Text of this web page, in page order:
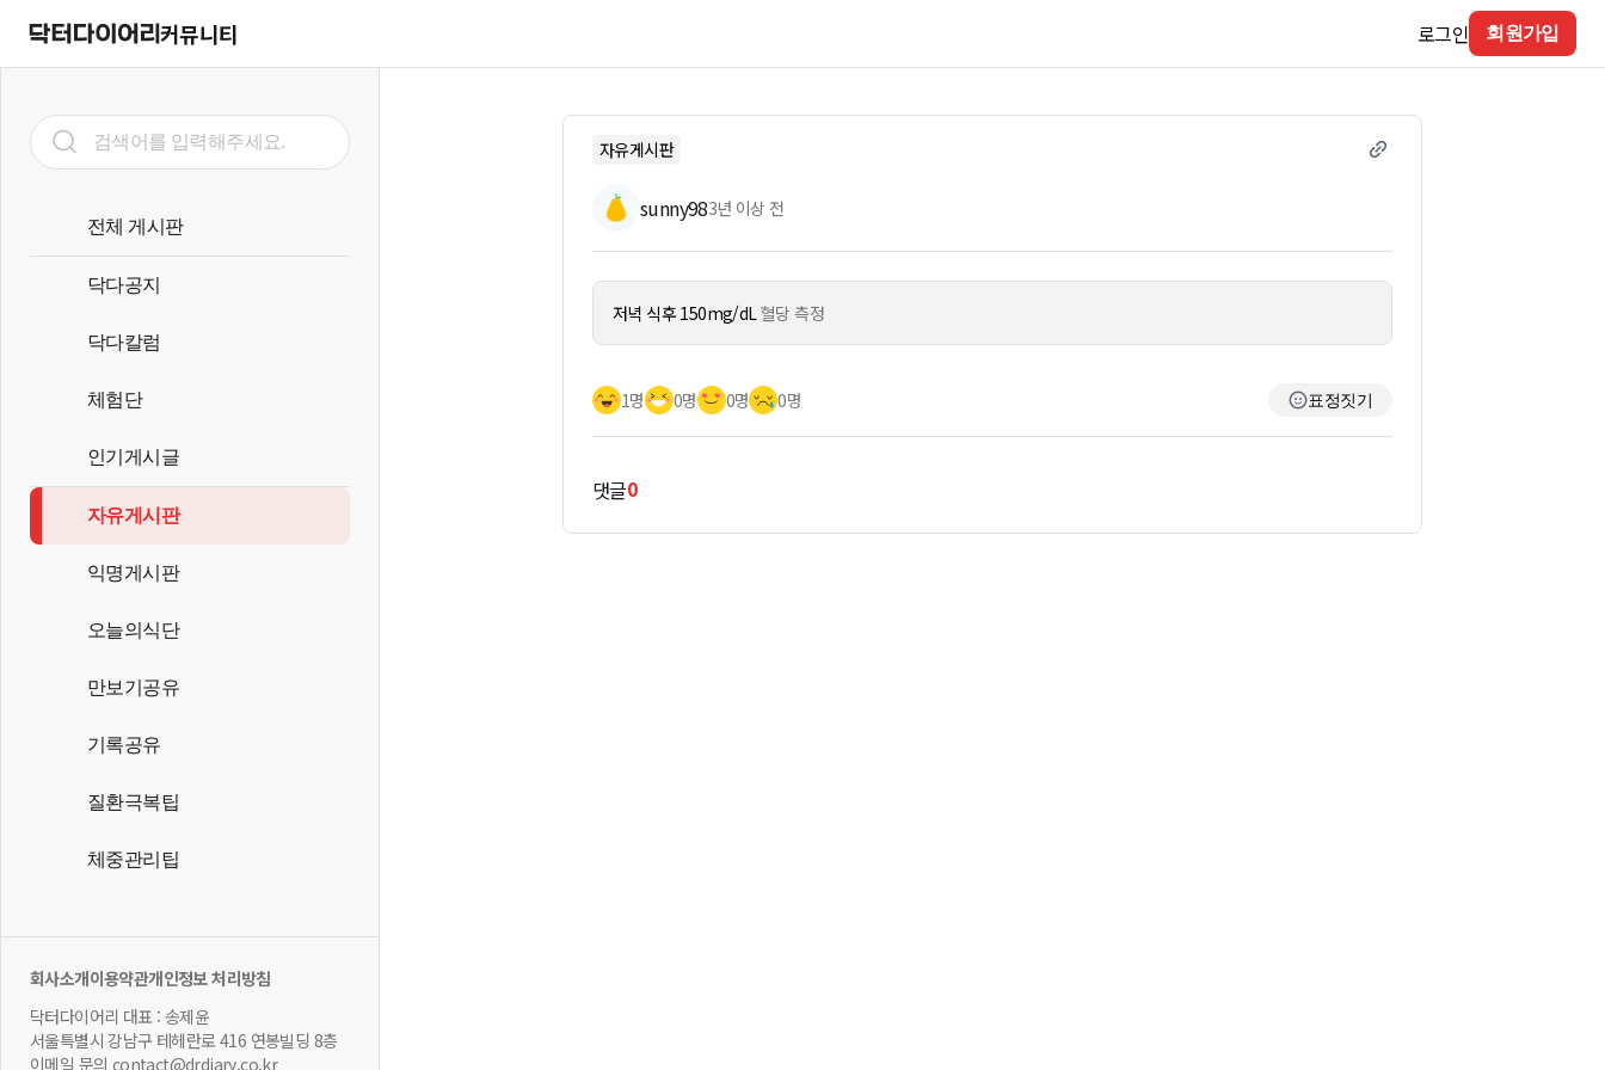
커뮤니티 로그인 회원가입
전체 게시판
닥다공지
닥다칼럼
체험단
인기게시글
자유게시판
익명게시판
오늘의식단
만보기공유
기록공유
질환극복팁
체중관리팁
회사소개이용약관개인정보 처리방침
닥터다이어리 대표 : 송제윤
서울특별시 강남구 테헤란로 416 연봉빌딩 8층
이메일 문의 contact@drdiary.co.kr
자유게시판
sunny983년 이상 전
저녁 식후 150mg/dL혈당 측정
1명 0명 0명 0명 표정짓기
댓글0